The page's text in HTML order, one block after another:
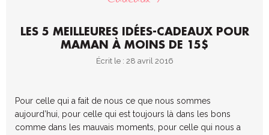
LES 5 MEILLEURES IDÉES-CADEAUX POUR
MAMAN À MOINS DE 15$
Écrit le : 28 avril 2016
Pour celle qui a fait de nous ce que nous sommes
aujourd’hui, pour celle qui est toujours là dans les bons
comme dans les mauvais moments, pour celle qui nous a